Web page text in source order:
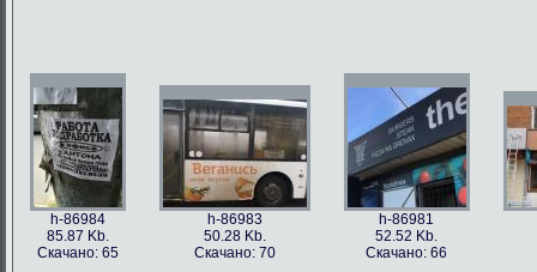
h-86984
85.87 Kb.
Скачано: 65
h-86983
50.28 Kb.
Скачано: 70
h-86981
52.52 Kb.
Скачано: 66